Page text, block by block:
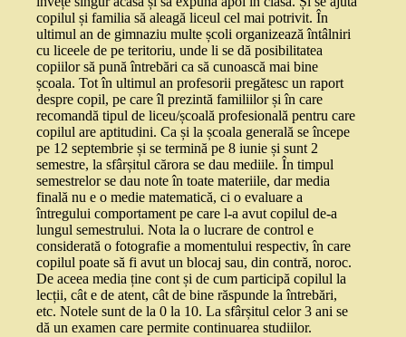
copilul și familia să aleagă liceul cel mai potrivit. În
ultimul an de gimnaziu multe școli organizează întâlniri
cu liceele de pe teritoriu, unde li se dă posibilitatea
copiilor să pună întrebări ca să cunoască mai bine
școala. Tot în ultimul an profesorii pregătesc un raport
despre copil, pe care îl prezintă familiilor și în care
recomandă tipul de liceu/școală profesională pentru care
copilul are aptitudini. Ca și la școala generală se începe
pe 12 septembrie și se termină pe 8 iunie și sunt 2
semestre, la sfârșitul cărora se dau mediile. În timpul
semestrelor se dau note în toate materiile, dar media
finală nu e o medie matematică, ci o evaluare a
întregului comportament pe care l-a avut copilul de-a
lungul semestrului. Nota la o lucrare de control e
considerată o fotografie a momentului respectiv, în care
copilul poate să fi avut un blocaj sau, din contră, noroc.
De aceea media ține cont și de cum participă copilul la
lecții, cât e de atent, cât de bine răspunde la întrebări,
etc. Notele sunt de la 0 la 10. La sfârșitul celor 3 ani se
dă un examen care permite continuarea studiilor.